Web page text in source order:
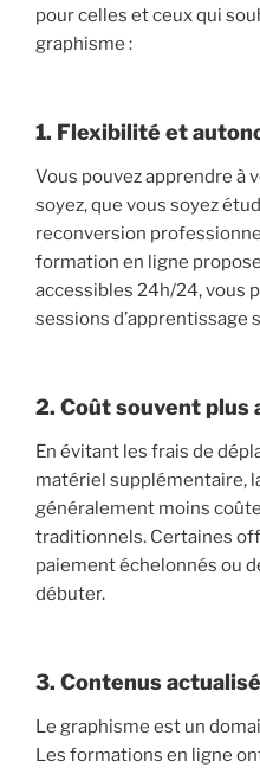
pour celles et ceux qui
graphisme :
1. Flexibilité et
Vous pouvez apprendre à
soyez, que vous soyez
reconversion
formation en ligne
accessibles 24h/24, vous
sessions d’apprentissage
2. Coût souvent plus
En évitant les frais de
matériel supplémentaire,
généralement moins
traditionnels. Certaines
paiement échelonnés ou
débuter.
3. Contenus
Le graphisme est un
Les formations en ligne